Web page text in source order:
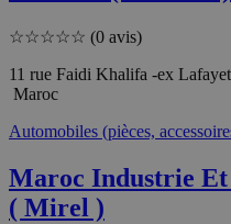
☆☆☆☆☆ (0 avis)
11 rue Faidi Khalifa -ex
Maroc
Automobiles (pièces,
Maroc Industrie
( Mirel )